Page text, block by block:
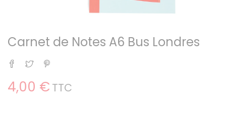
Carnet de Notes A6 Bus Londres
Partager
Tweet
4,00 € TTC